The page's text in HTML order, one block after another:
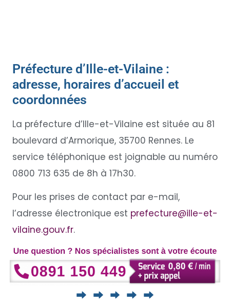
Préfecture d’Ille-et-Vilaine :
adresse, horaires d’accueil et
coordonnées
La préfecture d’Ille-et-Vilaine est située au 81
boulevard d’Armorique, 35700 Rennes. Le
service téléphonique est joignable au numéro
0800 713 635 de 8h à 17h30.
Pour les prises de contact par e-mail,
l’adresse électronique est prefecture@ille-et-
vilaine.gouv.fr.